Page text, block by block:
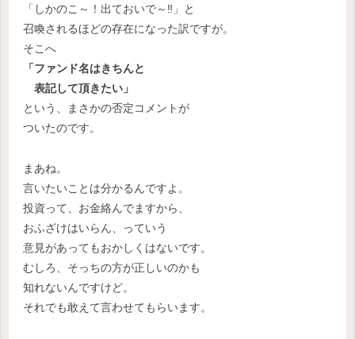
「しかのこ～！出ておいで～‼」と
召喚されるほどの存在になった訳ですが。
そこへ
「ファンド名はきちんと
表記して頂きたい」
という、まさかの否定コメントが
ついたのです。
まあね。
言いたいことは分かるんですよ。
投資って、お金絡んでますから、
おふざけはいらん、っていう
意見があってもおかしくはないです。
むしろ、そっちの方が正しいのかも
知れないんですけど。
それでも敢えて言わせてもらいます。